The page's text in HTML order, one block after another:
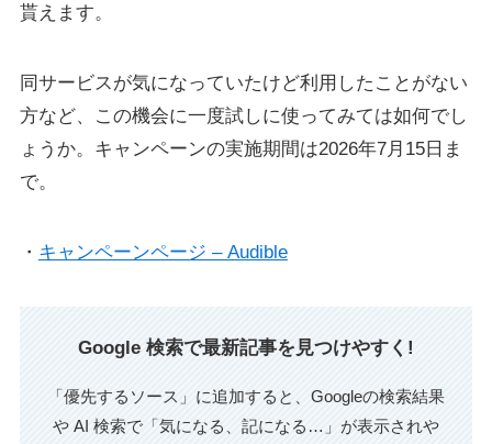
貰えます。
同サービスが気になっていたけど利用したことがない
方など、この機会に一度試しに使ってみては如何でし
ょうか。キャンペーンの実施期間は2026年7月15日ま
で。
・ キャンペーンページ – Audible
Google 検索で最新記事を見つけやすく!
「優先するソース」に追加すると、Googleの検索結果
や AI 検索で「気になる、記になる…」が表示されや